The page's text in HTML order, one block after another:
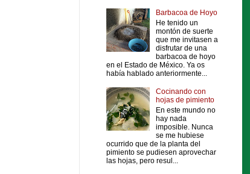
Barbacoa de Hoyo
He tenido un
montón de suerte
que me invitasen a
disfrutar de una
barbacoa de hoyo
en el Estado de México. Ya os
había hablado anteriormente...
Cocinando con
hojas de pimiento
En este mundo no
hay nada
imposible. Nunca
se me hubiese
ocurrido que de la planta del
pimiento se pudiesen aprovechar
las hojas, pero resul...